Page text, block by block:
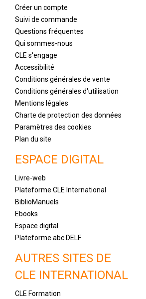
Créer un compte
Suivi de commande
Questions fréquentes
Qui sommes-nous
CLE s'engage
Accessibilité
Conditions générales de vente
Conditions générales d'utilisation
Mentions légales
Charte de protection des données
Paramètres des cookies
Plan du site
ESPACE DIGITAL
Livre-web
Plateforme CLE International
BiblioManuels
Ebooks
Espace digital
Plateforme abc DELF
AUTRES SITES DE
CLE INTERNATIONAL
CLE Formation